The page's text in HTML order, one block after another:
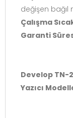
değişen bağıl
Çalışma
Garanti
Develop TN-
Yazıcı